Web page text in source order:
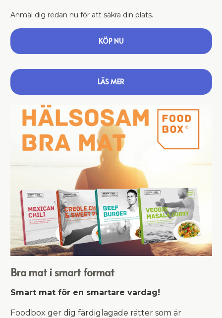
Anmäl dig redan nu för att säkra din plats.
KÖP NU
LÄS MER
Bra mat i smart format
Smart mat för en smartare vardag!
Foodbox ger dig färdiglagade rätter som är